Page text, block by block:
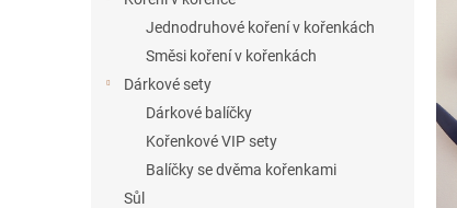
Jednodruhové koření v kořenkách
Směsi koření v kořenkách
Dárkové sety
Dárkové balíčky
Kořenkové VIP sety
Balíčky se dvěma kořenkami
Sůl